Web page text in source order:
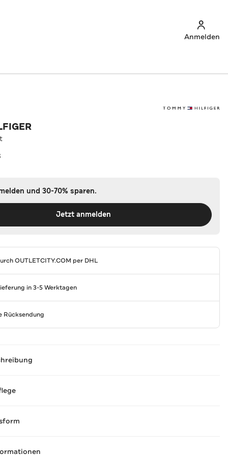
Anmelden
und 30-70% sparen.
Jetzt anmelden
OUTLETCITY.COM per DHL
in 3-5 Werktagen
Rücksendung